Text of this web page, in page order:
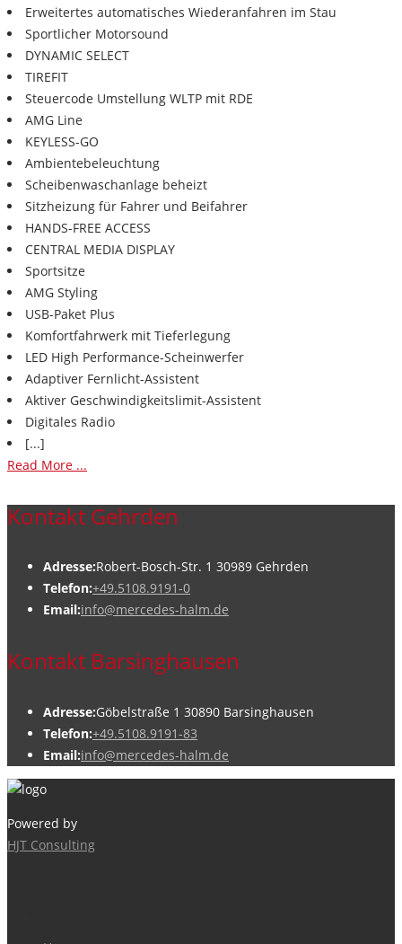
Erweitertes automatisches Wiederanfahren im Stau
Sportlicher Motorsound
DYNAMIC SELECT
TIREFIT
Steuercode Umstellung WLTP mit RDE
AMG Line
KEYLESS-GO
Ambientebeleuchtung
Scheibenwaschanlage beheizt
Sitzheizung für Fahrer und Beifahrer
HANDS-FREE ACCESS
CENTRAL MEDIA DISPLAY
Sportsitze
AMG Styling
USB-Paket Plus
Komfortfahrwerk mit Tieferlegung
LED High Performance-Scheinwerfer
Adaptiver Fernlicht-Assistent
Aktiver Geschwindigkeitslimit-Assistent
Digitales Radio
[...]
Read More ...
Kontakt Gehrden
Adresse:Robert-Bosch-Str. 1 30989 Gehrden
Telefon:+49.5108.9191-0
Email:info@mercedes-halm.de
Kontakt Barsinghausen
Adresse:Göbelstraße 1 30890 Barsinghausen
Telefon:+49.5108.9191-83
Email:info@mercedes-halm.de
Powered by
HJT Consulting